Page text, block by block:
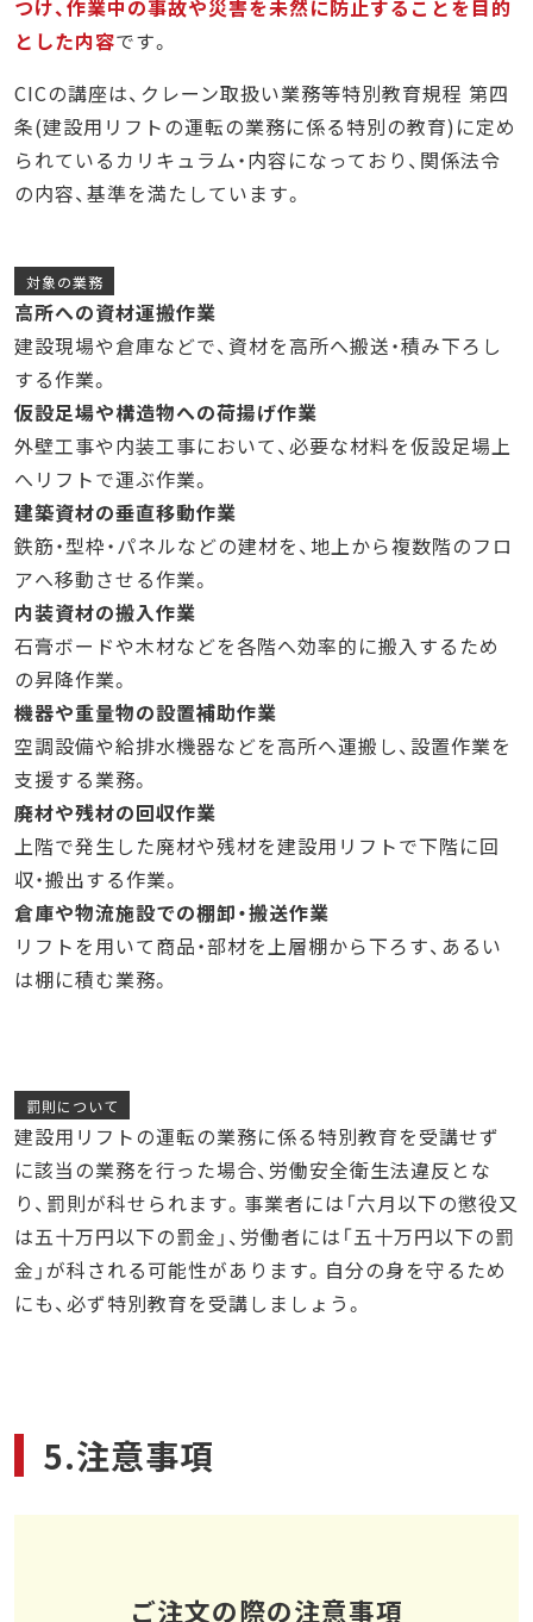
つけ、作業中の事故や災害を未然に防止することを目的
とした内容です。
CICの講座は、クレーン取扱い業務等特別教育規程 第四
条(建設用リフトの運転の業務に係る特別の教育)に定め
られているカリキュラム・内容になっており、関係法令
の内容、基準を満たしています。
対象の業務
高所への資材運搬作業
建設現場や倉庫などで、資材を高所へ搬送・積み下ろし
する作業。
仮設足場や構造物への荷揚げ作業
外壁工事や内装工事において、必要な材料を仮設足場上
へリフトで運ぶ作業。
建築資材の垂直移動作業
鉄筋・型枠・パネルなどの建材を、地上から複数階のフロ
アへ移動させる作業。
内装資材の搬入作業
石膏ボードや木材などを各階へ効率的に搬入するため
の昇降作業。
機器や重量物の設置補助作業
空調設備や給排水機器などを高所へ運搬し、設置作業を
支援する業務。
廃材や残材の回収作業
上階で発生した廃材や残材を建設用リフトで下階に回
収・搬出する作業。
倉庫や物流施設での棚卸・搬送作業
リフトを用いて商品・部材を上層棚から下ろす、あるい
は棚に積む業務。
罰則について
建設用リフトの運転の業務に係る特別教育を受講せず
に該当の業務を行った場合、労働安全衛生法違反とな
り、罰則が科せられます。事業者には「六月以下の懲役又
は五十万円以下の罰金」、労働者には「五十万円以下の罰
金」が科される可能性があります。自分の身を守るため
にも、必ず特別教育を受講しましょう。
5.注意事項
ご注文の際の注意事項